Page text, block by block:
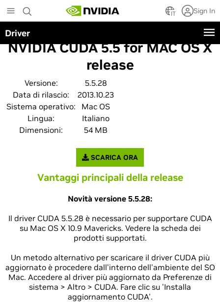
to
main
content
IT Sign In
Driver
NVIDIA CUDA 5.5 for MAC OS X
release
Versione:
5.5.28
Data di rilascio:
2013.10.23
Sistema operativo:
Mac OS
Lingua:
Italiano
Dimensioni:
54 MB
SCARICA ORA
Vantaggi principali della release
Novità versione 5.5.28:
Il driver CUDA 5.5.28 è necessario per supportare CUDA
su Mac OS X 10.9 Mavericks. Vedere la scheda dei
prodotti supportati.
Un metodo alternativo per scaricare il driver CUDA più
aggiornato è procedere dall'interno dell'ambiente del SO
Mac. Accedere al driver più aggiornato da Preferenze di
sistema > Altro > CUDA. Fare clic su 'Installa
aggiornamento CUDA'.